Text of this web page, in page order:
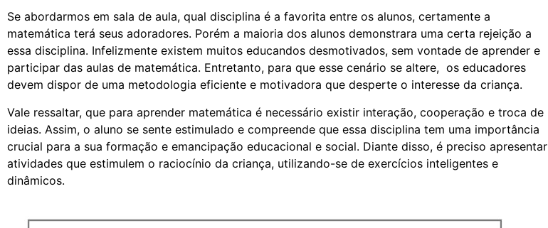
Se abordarmos em sala de aula, qual disciplina é a favorita entre os alunos, certamente a
matemática terá seus adoradores. Porém a maioria dos alunos demonstrara uma certa rejeição a
essa disciplina. Infelizmente existem muitos educandos desmotivados, sem vontade de aprender e
participar das aulas de matemática. Entretanto, para que esse cenário se altere, os educadores
devem dispor de uma metodologia eficiente e motivadora que desperte o interesse da criança.
Vale ressaltar, que para aprender matemática é necessário existir interação, cooperação e troca de
ideias. Assim, o aluno se sente estimulado e compreende que essa disciplina tem uma importância
crucial para a sua formação e emancipação educacional e social. Diante disso, é preciso apresentar
atividades que estimulem o raciocínio da criança, utilizando-se de exercícios inteligentes e
dinâmicos.